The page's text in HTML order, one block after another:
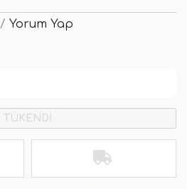
/ Yorum Yap
TÜKENDİ